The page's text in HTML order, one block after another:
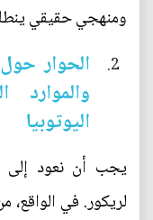
ومنهجي حقيقي
الحوار
والموارد
اليوتوبيا
يجب أن نعود إلى
لريكور. في الواقع،